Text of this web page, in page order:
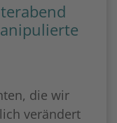
die wir
verändert